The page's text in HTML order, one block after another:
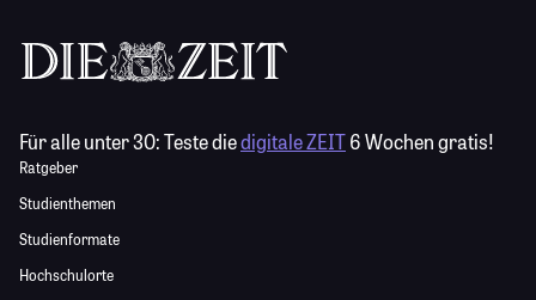
Für alle unter 30:Teste diedigitale ZEIT6 Wochen gratis!
Ratgeber
Studienthemen
Studienformate
Hochschulorte